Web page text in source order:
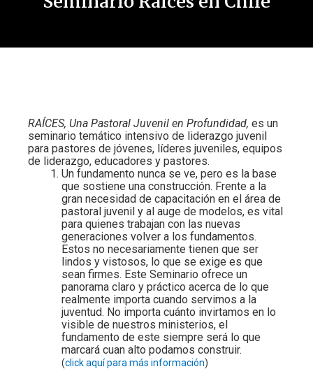
RAÍCES, Una Pastoral Juvenil en Profundidad, es un
seminario temático intensivo de liderazgo juvenil
para pastores de jóvenes, líderes juveniles, equipos
de liderazgo, educadores y pastores.
Un fundamento nunca se ve, pero es la base
que sostiene una construcción. Frente a la
gran necesidad de capacitación en el área de
pastoral juvenil y al auge de modelos, es vital
para quienes trabajan con las nuevas
generaciones volver a los fundamentos.
Estos no necesariamente tienen que ser
lindos y vistosos, lo que se exige es que
sean firmes. Este Seminario ofrece un
panorama claro y práctico acerca de lo que
realmente importa cuando servimos a la
juventud. No importa cuánto invirtamos en lo
visible de nuestros ministerios, el
fundamento de este siempre será lo que
marcará cuan alto podamos construir.
(click aquí para más información)